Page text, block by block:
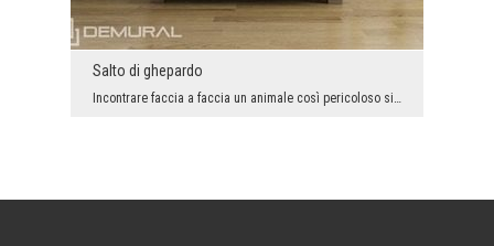
Salto di ghepardo